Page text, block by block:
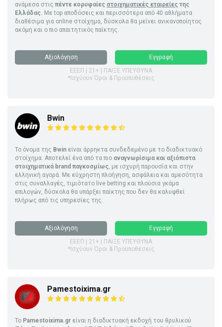
ανάμεσα στις πέντε κορυφαίες στοιχηματικές εταιρείες της
Ελλάδας. Με top αποδόσεις και περισσότερα από 40 αθλήματα
διαθέσιμα για online στοίχημα, δύσκολα θα μείνει ανικανοποίητος
ακόμη και ο πιο απαιτητικός παίκτης.
Αξιολόγηση
Εγγραφή
ΕΕΕΠ | 21+ | ΠΑΙΞΕ ΥΠΕΥΘΥΝΑ
*Ισχύουν Όροι & Προϋποθέσεις
Bwin
Το όνομα της Bwin είναι άρρηκτα συνδεδεμένο με το διαδικτυακό
στοίχημα. Αποτελεί ένα από τα πιο αναγνωρίσιμα και αξιόπιστα
στοιχηματικά brand παγκοσμίως, με ισχυρή παρουσία και στην
ελληνική αγορά. Με εύχρηστη πλοήγηση, ασφάλεια και αμεσότητα
στις συναλλαγές, τιμιότατο live betting και πλούσια γκάμα
επιλογών, δύσκολα θα υπάρξει παίκτης που δεν θα καλυφθεί
πλήρως από τις υπηρεσίες της.
Αξιολόγηση
Εγγραφή
ΕΕΕΠ | 21+ | ΠΑΙΞΕ ΥΠΕΥΘΥΝΑ
*Ισχύουν Όροι & Προϋποθέσεις
Pamestoixima.gr
Το Pamestoixima.gr είναι η διαδικτυακή εκδοχή του θρυλικού